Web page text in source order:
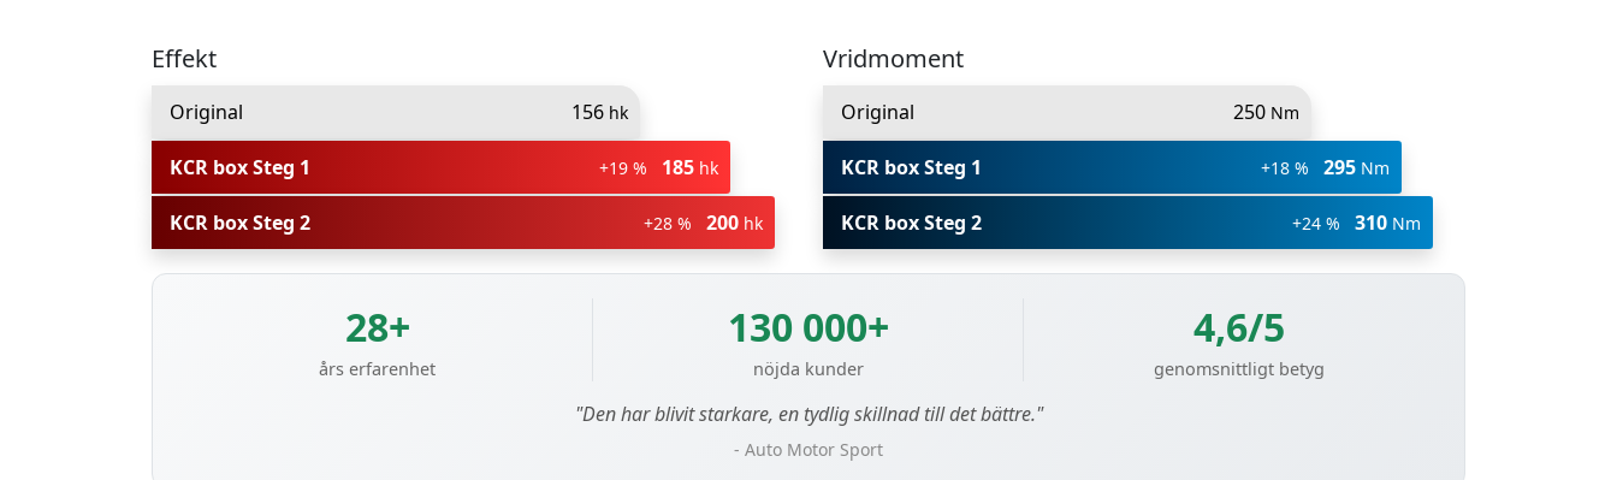
Effekt
Original 156 hk
KCR box Steg 1 +19 % 185hk
KCR box Steg 2 +28 % 200 hk
Vridmoment
Original 250 Nm
KCR box Steg 1 +18 % 295 Nm
KCR box Steg 2 +24 % 310 Nm
28+
års erfarenhet
130 000+
nöjda kunder
4,6/5
genomsnittligt betyg
"Den har blivit starkare, en tydlig skillnad till det bättre."
- Auto Motor Sport